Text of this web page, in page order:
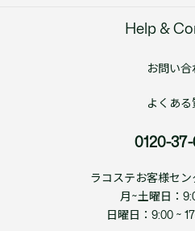
Help &
お問い合
よくある
0120-
ラコステお客様セン
月~土曜日：
日曜日：9:00 ~